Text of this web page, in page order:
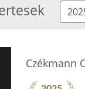
Czékmann